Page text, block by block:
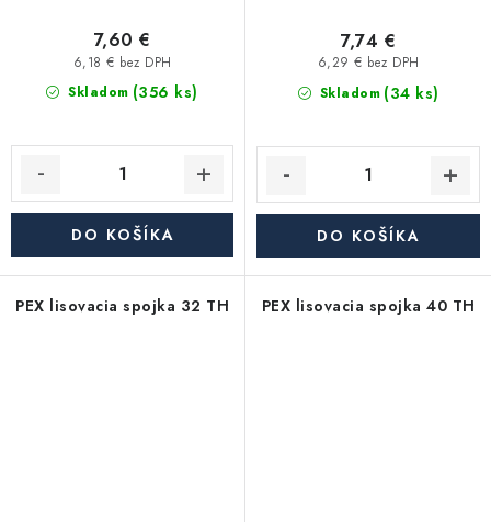
Skladom (356 ks)
6,18 € bez DPH
7,60 €
DO KOŠÍKA
Skladom (34 ks)
6,29 € bez DPH
7,74 €
DO KOŠÍKA
PEX lisovacia spojka 32 TH PEX lisovacia spojka 40 TH